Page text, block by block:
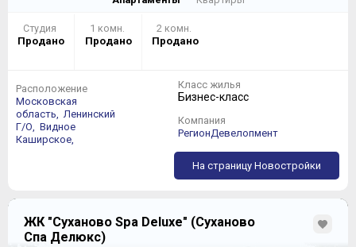
Студия
Продано
1 комн.
Продано
2 комн.
Продано
Расположение
Московская
область,
Ленинский
Г/О,
Видное
Каширское,
Класс жилья
Бизнес-класс
Компания
РегионДевелопмент
На страницу Новостройки
ЖК "Суханово Spa Deluxe" (Суханово
Спа Делюкс)